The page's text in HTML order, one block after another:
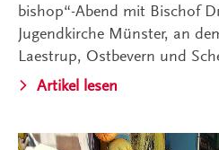
bishop“-Abend mit Bischof
Jugendkirche Münster, an
Laestrup, Ostbevern und
Artikel lesen